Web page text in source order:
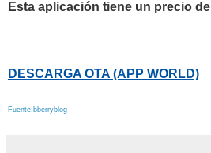
Esta aplicación tiene un precio de
DESCARGA OTA (APP WORLD)
Fuente:bberryblog